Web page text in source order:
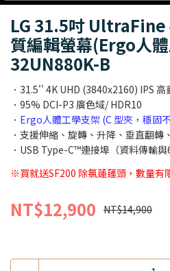
LG 31.5吋 UltraFine
質編輯螢幕(Ergo人
32UN880K-B
．31.5'' 4K UHD (3840x2160) IPS 高
．95% DCI-P3 廣色域/ HDR10
．Ergo人體工學支架 (C 型夾，穩固
．支援伸縮、旋轉、升降、垂直翻轉
．USB Type-C™連接埠（資料傳輸
※買就送SF200 除氯蓮蓬頭，數量有
NT$12,900 NT$14,900